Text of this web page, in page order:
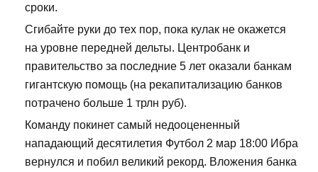
сроки.
Сгибайте руки до тех пор, пока кулак не окажется
на уровне передней дельты. Центробанк и
правительство за последние 5 лет оказали банкам
гигантскую помощь (на рекапитализацию банков
потрачено больше 1 трлн руб).
Команду покинет самый недооцененный
нападающий десятилетия Футбол 2 мар 18:00 Ибра
вернулся и побил великий рекорд. Вложения банка